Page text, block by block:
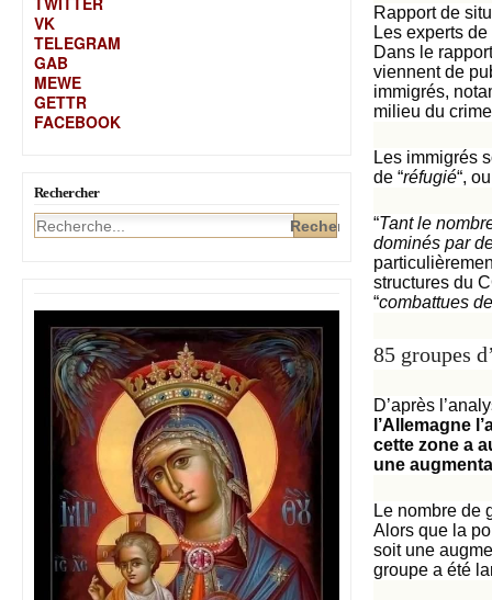
VK
TELEGRAM
GAB
MEWE
GETTR
FACEBOOK
Rechercher
Rapport de
Les experts
Dans le
viennent de
immigrés,
milieu du
Les immigrés
de “réfugié“,
“Tant le
dominés par
structures du
“combattues
85 groupes
D’après
l’Allemagne
cette zone a
une
Le nombre de
Alors que la
soit une
groupe a été